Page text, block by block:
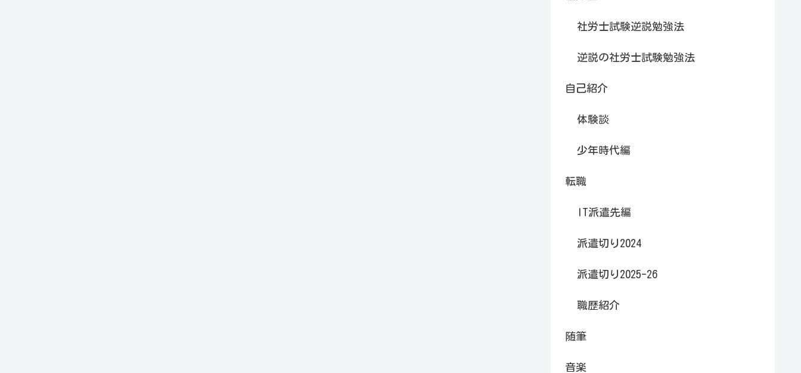
社労士試験逆説勉強法
逆説の社労士試験勉強法
自己紹介
体験談
少年時代編
転職
IT派遣先編
派遣切り2024
派遣切り2025-26
職歴紹介
随筆
音楽